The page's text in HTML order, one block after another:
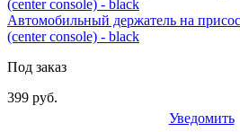
Автомобильный держатель на
(center console) - black
Под заказ
399 руб.
Уведомить